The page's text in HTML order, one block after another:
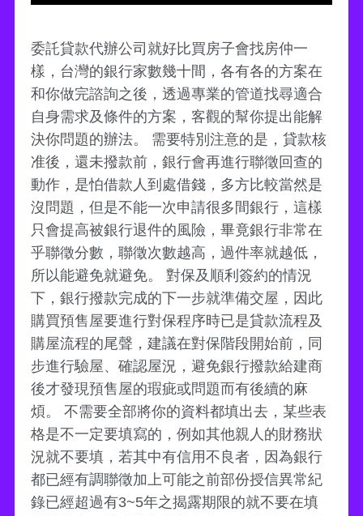
委託貸款代辦公司就好比買房子會找房仲一
樣，台灣的銀行家數幾十間，各有各的方案在
和你做完諮詢之後，透過專業的管道找尋適合
自身需求及條件的方案，客觀的幫你提出能解
決你問題的辦法。 需要特別注意的是，貸款核
准後，還未撥款前，銀行會再進行聯徵回查的
動作，是怕借款人到處借錢，多方比較當然是
沒問題，但是不能一次申請很多間銀行，這樣
只會提高被銀行退件的風險，畢竟銀行非常在
乎聯徵分數，聯徵次數越高，過件率就越低，
所以能避免就避免。 對保及順利簽約的情況
下，銀行撥款完成的下一步就準備交屋，因此
購買預售屋要進行對保程序時已是貸款流程及
購屋流程的尾聲，建議在對保階段開始前，同
步進行驗屋、確認屋況，避免銀行撥款給建商
後才發現預售屋的瑕疵或問題而有後續的麻
煩。 不需要全部將你的資料都填出去，某些表
格是不一定要填寫的，例如其他親人的財務狀
況就不要填，若其中有信用不良者，因為銀行
都已經有調聯徵加上可能之前部份授信異常紀
錄已經超過有3~5年之揭露期限的就不要在填